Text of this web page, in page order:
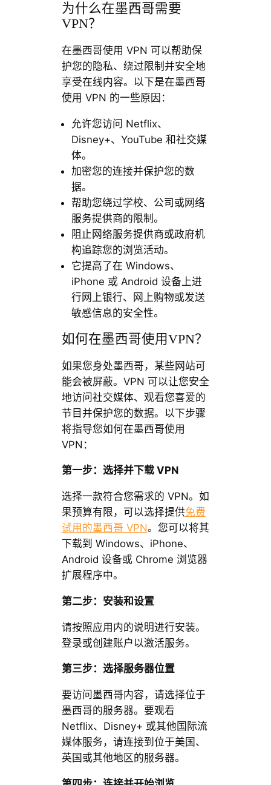
为什么在墨西哥需要
VPN？
在墨西哥使用 VPN 可以帮助保
护您的隐私、绕过限制并安全地
享受在线内容。以下是在墨西哥
使用 VPN 的一些原因：
允许您访问 Netflix、
Disney+、YouTube 和社交媒
体。
加密您的连接并保护您的数
据。
帮助您绕过学校、公司或网络
服务提供商的限制。
阻止网络服务提供商或政府机
构追踪您的浏览活动。
它提高了在 Windows、
iPhone 或 Android 设备上进
行网上银行、网上购物或发送
敏感信息的安全性。
如何在墨西哥使用VPN？
如果您身处墨西哥，某些网站可
能会被屏蔽。VPN 可以让您安全
地访问社交媒体、观看您喜爱的
节目并保护您的数据。以下步骤
将指导您如何在墨西哥使用
VPN：
第一步：选择并下载 VPN
选择一款符合您需求的 VPN。如
果预算有限，可以选择提供免费
试用的墨西哥 VPN。您可以将其
下载到 Windows、iPhone、
Android 设备或 Chrome 浏览器
扩展程序中。
第二步：安装和设置
请按照应用内的说明进行安装。
登录或创建账户以激活服务。
第三步：选择服务器位置
要访问墨西哥内容，请选择位于
墨西哥的服务器。要观看
Netflix、Disney+ 或其他国际流
媒体服务，请连接到位于美国、
英国或其他地区的服务器。